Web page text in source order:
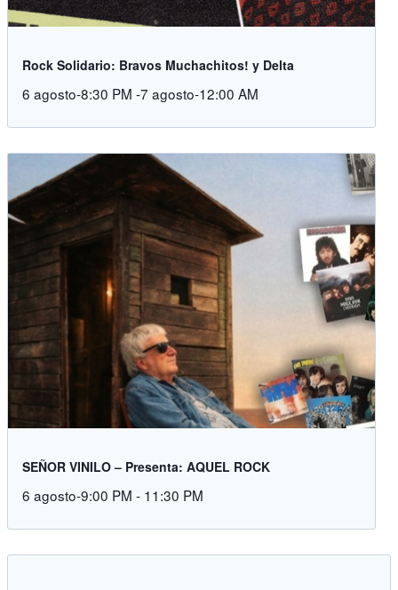
Rock Solidario: Bravos Muchachitos! y Delta
6 agosto-8:30 PM -7 agosto-12:00 AM
SEÑOR VINILO – Presenta: AQUEL ROCK
6 agosto-9:00 PM - 11:30 PM